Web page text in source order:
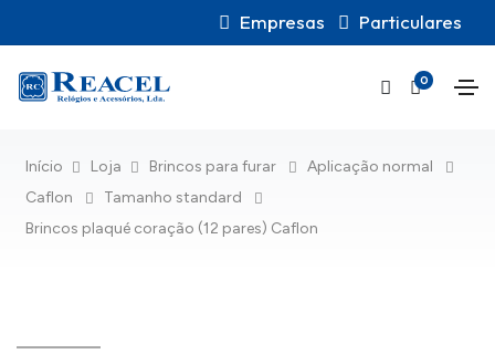
Empresas Particulares
0
Início Loja Brincos para furar
Aplicação normal
Caflon
Tamanho standard
Brincos plaqué coração (12 pares) Caflon